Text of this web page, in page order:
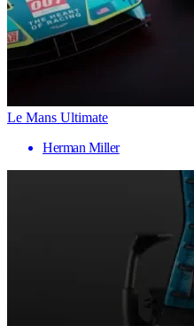
Le Mans Ultimate
Herman Miller